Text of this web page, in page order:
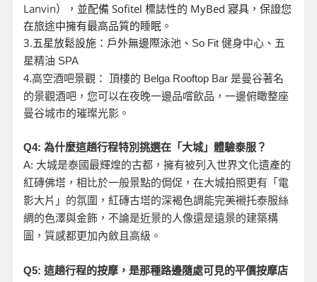
Lanvin），並配備 Sofitel 標誌性的 MyBed 寢具，保證您
在旅途中擁有最高品質的睡眠。
3.五星放鬆設施：戶外無邊際泳池 、 So Fit 健身中心、 五
星精油 SPA
4.高空酒吧景觀： 頂樓的 Belga Rooftop Bar 是曼谷著名
的景觀酒吧，您可以在夜晚一邊品嚐飲品，一邊俯瞰整座
曼谷城市的璀璨光影。
Q4: 為什麼這趟行程特別挑選在「大城」體驗泰服？
A: 大城是泰國最輝煌的古都，擁有被列入世界文化遺產的
紅磚佛塔，相比於一般景點的侷促，在大城拍照更有「電
影大片」的氛圍，紅磚古塔的深褐色調能完美襯托泰服絲
綢的色澤與金飾，不論是近景的人像還是遠景的建築構
圖，質感都更加內斂且高級。
Q5: 這趟行程的按摩，是那種路邊隨處可見的平價按摩店